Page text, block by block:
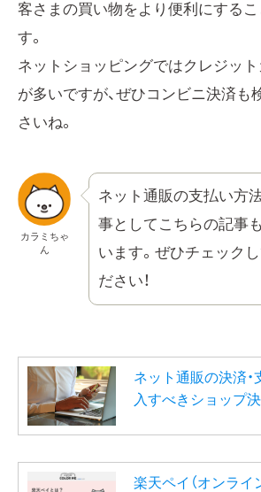
客さまの買い物をより便利にするこ
す。
ネットショッピングではクレジッ
が多いですが、ぜひコンビニ決済も
さいね。
カラミちゃ
ん
ネット通販の支払い方
事としてこちらの記事
います。ぜひチェック
ださい！
ネット通販の決済
入すべきショップ
楽天ペイ（オンライ